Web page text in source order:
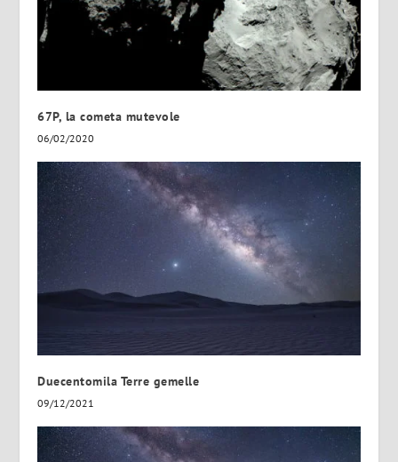
67P, la cometa mutevole
06/02/2020
Duecentomila Terre gemelle
09/12/2021